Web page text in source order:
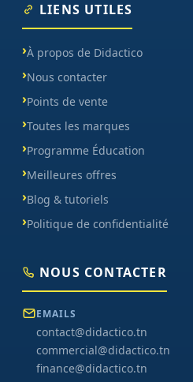
LIENS UTILES
À propos de Didactico
Nous contacter
Points de vente
Toutes les marques
Programme Éducation
Meilleures offres
Blog & tutoriels
Politique de confidentialité
NOUS CONTACTER
EMAILS
contact@didactico.tn
commercial@didactico.tn
finance@didactico.tn